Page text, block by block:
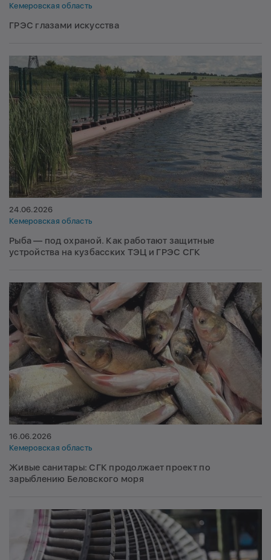
Кемеровская область
ГРЭС глазами искусства
24.06.2026
Кемеровская область
Рыба — под охраной. Как работают защитные
устройства на кузбасских ТЭЦ и ГРЭС СГК
16.06.2026
Кемеровская область
Живые санитары: СГК продолжает проект по
зарыблению Беловского моря